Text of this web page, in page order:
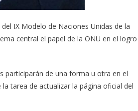
IX Modelo de Naciones Unidas de la
central el papel de la ONU en el logro
participarán de una forma u otra en el
tarea de actualizar la página oficial del